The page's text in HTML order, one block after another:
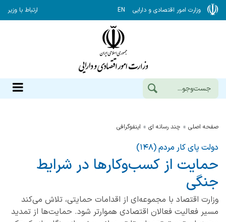
وزارت امور اقتصادی و دارایی EN ارتباط با وزیر
صفحه اصلی چند رسانه ای اینفوگرافی
دولت پای کار مردم (۱۴۸)
حمایت از کسب‌وکارها در شرایط
جنگی
وزارت اقتصاد با مجموعه‌ای از اقدامات حمایتی، تلاش می‌کند
مسیر فعالیت فعالان اقتصادی هموارتر شود. حمایت‌ها از تمدید